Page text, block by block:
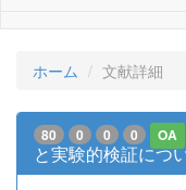
ホーム 文献詳細
80 0 0 0 OA
と実験的検証につ